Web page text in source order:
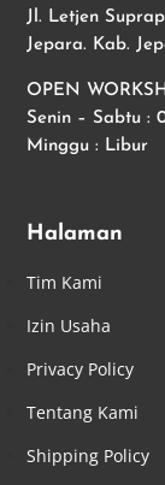
Jl. Letjen
Jepara. Kab.
OPEN
Senin – Sabtu :
Minggu : Libur
Halaman
Tim Kami
Izin Usaha
Privacy Policy
Tentang Kami
Shipping Policy